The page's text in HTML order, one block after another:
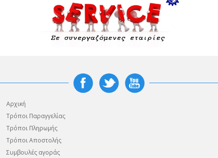
Αρχική
Τρόποι Παραγγελίας
Τρόποι Πληρωμής
Τρόποι Αποστολής
Συμβουλές αγοράς